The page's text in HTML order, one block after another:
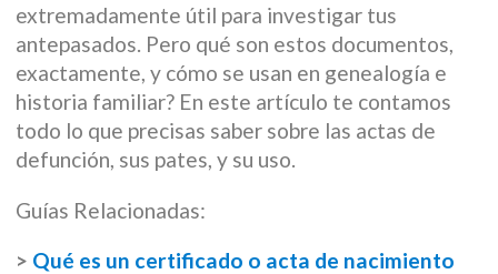
extremadamente útil para investigar tus
antepasados. Pero qué son estos documentos,
exactamente, y cómo se usan en genealogía e
historia familiar? En este artículo te contamos
todo lo que precisas saber sobre las actas de
defunción, sus pates, y su uso.
Guías Relacionadas:
> Qué es un certificado o acta de nacimiento